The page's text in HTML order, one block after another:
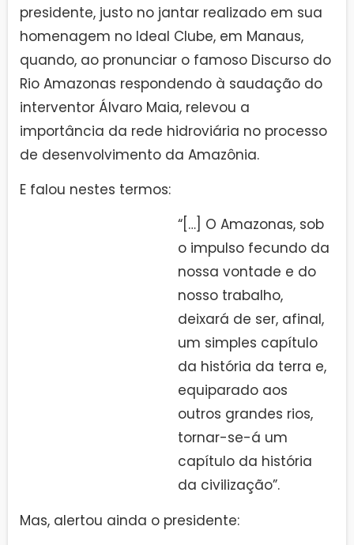
presidente, justo no jantar realizado em sua
homenagem no Ideal Clube, em Manaus,
quando, ao pronunciar o famoso Discurso do
Rio Amazonas respondendo à saudação do
interventor Álvaro Maia, relevou a
importância da rede hidroviária no processo
de desenvolvimento da Amazônia.
E falou nestes termos:
“[…] O Amazonas, sob
o impulso fecundo da
nossa vontade e do
nosso trabalho,
deixará de ser, afinal,
um simples capítulo
da história da terra e,
equiparado aos
outros grandes rios,
tornar-se-á um
capítulo da história
da civilização”.
Mas, alertou ainda o presidente: